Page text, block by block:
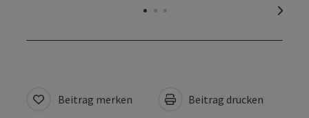
Beitrag merken Beitrag drucken